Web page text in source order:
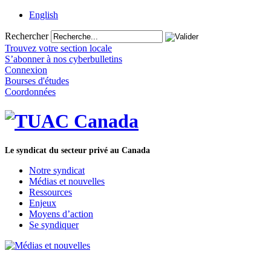
English
Rechercher
Trouvez votre section locale
S’abonner à nos cyberbulletins
Connexion
Bourses d'études
Coordonnées
Le syndicat du secteur privé au Canada
Notre syndicat
Médias et nouvelles
Ressources
Enjeux
Moyens d’action
Se syndiquer